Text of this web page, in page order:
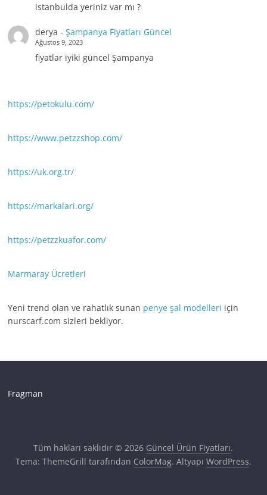
istanbulda yeriniz var mı ?
derya - Şampanya Fiyatları Güncel
Ağustos 9, 2023
fiyatlar iyiki güncel Şampanya
https://petokulu.com/
https://www.petzzshop.com/
https://uk.org.tr/
https://markalari.org/
https://petzzkuafor.com/
Marmaray Ücretleri
Yeni trend olan ve rahatlık sunan penye şal modelleri için
nurscarf.com sizleri bekliyor.
Fragman
Tüm hakları saklıdır © 2026 Güncel Ürün Fiyatları.
Tema: ThemeGrill tarafından ColorMag. Altyapı WordPress.